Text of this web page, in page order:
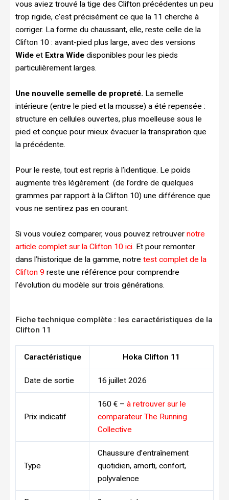
vous aviez trouvé la tige des Clifton précédentes un peu
trop rigide, c’est précisément ce que la 11 cherche à
corriger. La forme du chaussant, elle, reste celle de la
Clifton 10 : avant-pied plus large, avec des versions
Wide et Extra Wide disponibles pour les pieds
particulièrement larges.
Une nouvelle semelle de propreté. La semelle
intérieure (entre le pied et la mousse) a été repensée :
structure en cellules ouvertes, plus moelleuse sous le
pied et conçue pour mieux évacuer la transpiration que
la précédente.
Pour le reste, tout est repris à l’identique. Le poids
augmente très légèrement (de l’ordre de quelques
grammes par rapport à la Clifton 10) une différence que
vous ne sentirez pas en courant.
Si vous voulez comparer, vous pouvez retrouver notre
article complet sur la Clifton 10 ici. Et pour remonter
dans l’historique de la gamme, notre test complet de la
Clifton 9 reste une référence pour comprendre
l’évolution du modèle sur trois générations.
Fiche technique complète : les caractéristiques de la
Clifton 11
Caractéristique Hoka Clifton 11
Date de sortie 16 juillet 2026
Prix indicatif
160 € – à retrouver sur le
comparateur The Running
Collective
Type
Chaussure d’entraînement
quotidien, amorti, confort,
polyvalence